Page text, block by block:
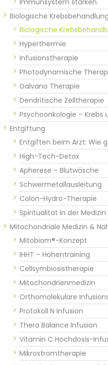
Biologische Krebsbehandlung
Biologische
Hyperthermie
Infusionstherapie
Photodynamische
Galvano Therapie
Dendritische Zelltherapie
Psychoonkologie – Krebs
Entgiftung
Entgiften beim Arzt: Wie
High-Tech-Detox
Apherese – Blutwäsche
Schwermetallausleitung
Colon-Hydro-Therapie
Spiritualität in der Medizin
Mitochondriale Medizin &
Mitobiom®-Konzept
IHHT – Höhentraining
Cellsymbiosistherapie
Mitochondrienmedizin
Orthomolekulare
Protokoll N Infusion
Thera Balance Infusion
Vitamin C Hochdosis-
Mikrostromtherapie